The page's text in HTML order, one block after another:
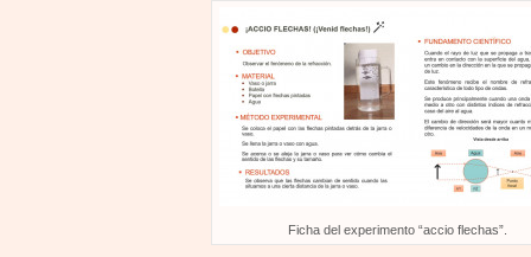
Ficha del experimento “accio flechas”.